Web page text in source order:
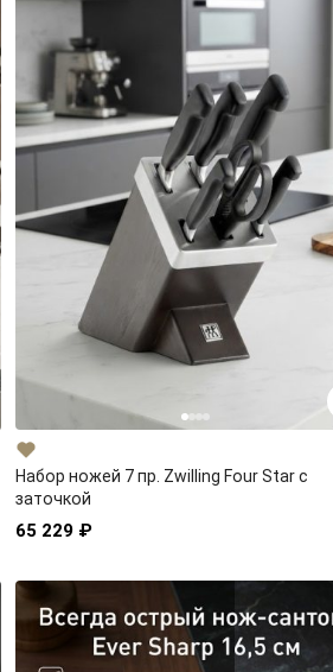
Набор ножей 7 пр. Zwilling Four Star с
заточкой
65 229 ₽